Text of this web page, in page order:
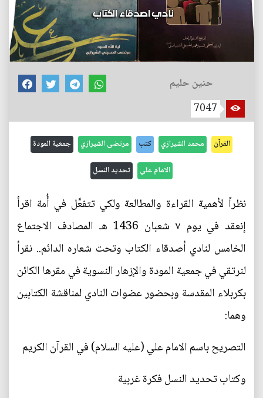
حنين حليم
7047
القرآن محمد الشيرازي كتب مرتضى الشيرازي جمعية المودة
الامام علي تحديد النسل
نظراً لأهمية القراءة والمطالعة ولكي تتفعَّل في أُمة اقرأ
إنعقد في يوم ٧ شعبان 1436 هـ المصادف الاجتماع
الخامس لنادي أصدقاء الكتاب وتحت شعاره الدائم.. نقرأ
لنرتقي في جمعية المودة والإزهار النسوية في مقرها الكائن
بكربلاء المقدسة وبحضور عضوات النادي لمناقشة الكتابين
وهما:
التصريح باسم الامام علي (عليه السلام) في القرآن الكريم
وكتاب تحديد النسل فكرة غربية